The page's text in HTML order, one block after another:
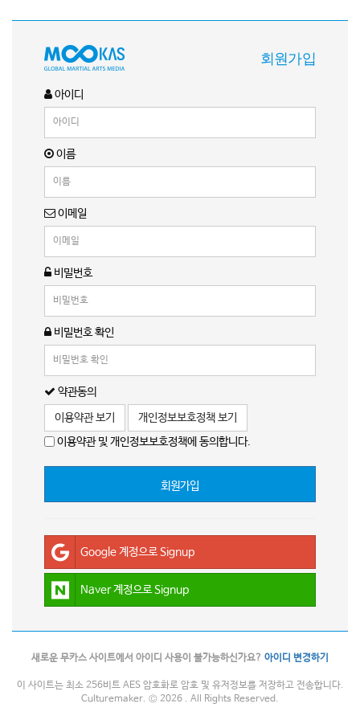
회원가입
아이디
이름
이메일
비밀번호
비밀번호 확인
약관동의
이용약관 보기
개인정보보호정책 보기
이용약관 및 개인정보보호정책에 동의합니다.
회원가입
Google 계정으로 Signup
Naver 계정으로 Signup
새로운 무카스 사이트에서 아이디 사용이 불가능하신가요? 아이디 변경하기
이 사이트는 최소 256비트 AES 암호화로 암호 및 유저정보를 저장하고 전송합니다.
Culturemaker. © 2026 . All Rights Reserved.